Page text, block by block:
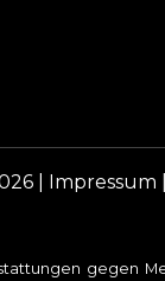
| Impressum
gegen